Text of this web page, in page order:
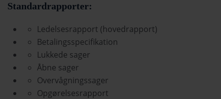
Standardrapporter:
Ledelsesrapport (hovedrapport)
Betalingsspecifikation
Lukkede sager
Åbne sager
Overvågningssager
Opgørelsesrapport